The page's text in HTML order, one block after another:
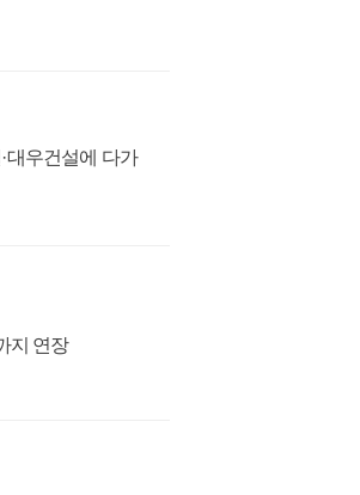
대우건설에 다가
지 연장